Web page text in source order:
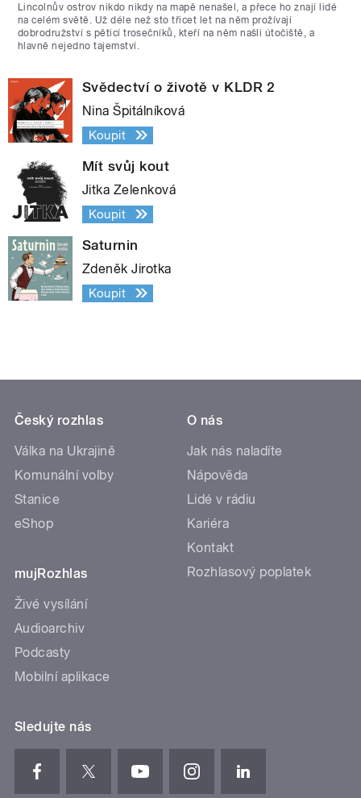
Lincolnův ostrov nikdo nikdy na mapě nenašel, a přece ho znají lidé
na celém světě. Už déle než sto třicet let na něm prožívají
dobrodružství s pěticí trosečníků, kteří na něm našli útočiště, a
hlavně nejedno tajemství.
Svědectví o životě v KLDR 2
Nina Špitálníková
Koupit
Mít svůj kout
Jitka Zelenková
Koupit
Saturnin
Zdeněk Jirotka
Koupit
Český rozhlas
Válka na Ukrajině
Komunální volby
Stanice
eShop
mujRozhlas
Živé vysílání
Audioarchiv
Podcasty
Mobilní aplikace
O nás
Jak nás naladíte
Nápověda
Lidé v rádiu
Kariéra
Kontakt
Rozhlasový poplatek
Sledujte nás